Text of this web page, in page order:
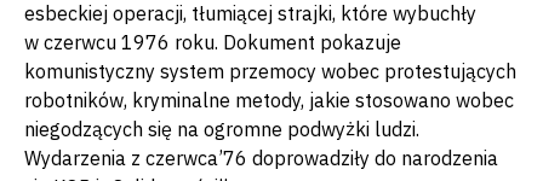
esbeckiej operacji, tłumiącej strajki, które wybuchły
w czerwcu 1976 roku. Dokument pokazuje
komunistyczny system przemocy wobec protestujących
robotników, kryminalne metody, jakie stosowano wobec
niegodzących się na ogromne podwyżki ludzi.
Wydarzenia z czerwca’76 doprowadziły do narodzenia